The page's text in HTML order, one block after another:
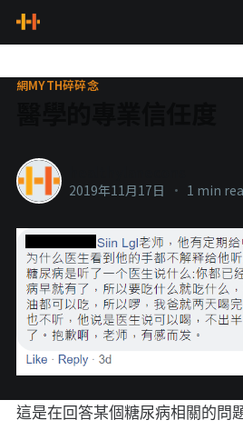
網MYTH碎碎念
2019年11月17日 • 1 min
這是在回答某個糖尿病相關的問